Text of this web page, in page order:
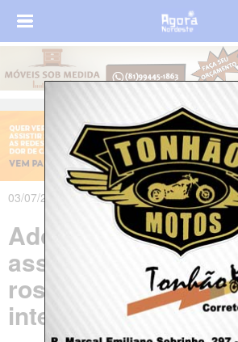
03/07/2025 às 07h30m - Atualizado em 03/
Adolescente de 17
assassinada com
rosto em
interior do Piauí